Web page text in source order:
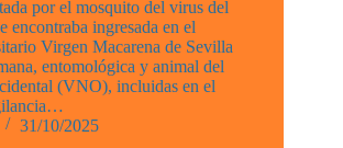
por el mosquito del virus del
encontraba ingresada en el
Virgen Macarena de Sevilla
entomológica y animal del
(VNO), incluidas en el
31/10/2025